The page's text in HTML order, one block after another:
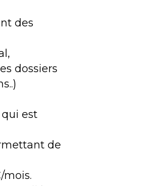
des
dossiers
est
de
mois.